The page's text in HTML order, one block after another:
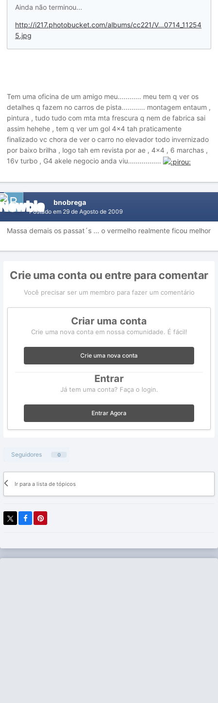
Ainda não terminou...
http://i217.photobucket.com/albums/cc221/V...0714_11254
5.jpg
Tem uma oficina de um amigo meu............ meu tem q ver os
detalhes q fazem no carros de pista............ montagem entaum ,
pintura , tudo tudo com mta mta frescura q nem de fabrica sai
assim hehehe , tem q ver um gol 4x4 tah praticamente
finalizado vc chora de ver o carro no elevador todo invernizado
por baixo brilha , logo tah em revista por ae , 4x4 , 6 marchas ,
16v turbo , G4 akele negocio anda viu.................
bnobrega
Postado em 29 de Agosto de 2009
Massa demais os passat´s ... o vermelho realmente ficou melhor
Crie uma conta ou entre para comentar
Você precisar ser um membro para fazer um comentário
Criar uma conta
Crie uma nova conta em nossa comunidade. É fácil!
Crie uma nova conta
Entrar
Já tem uma conta? Faça o login.
Entrar Agora
Seguidores 0
Ir para a lista de tópicos